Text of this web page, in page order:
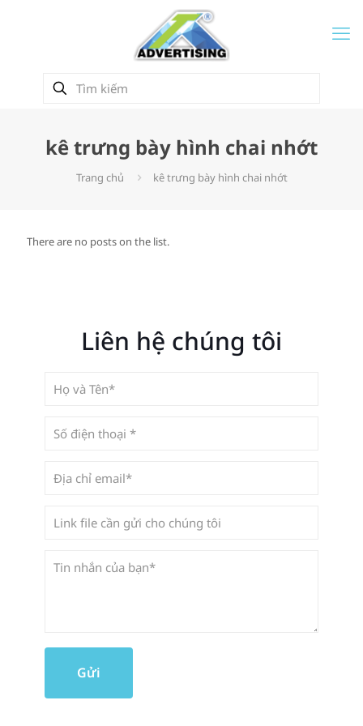
kê trưng bày hình chai nhớt
Trang chủ kê trưng bày hình chai nhớt
There are no posts on the list.
Liên hệ chúng tôi